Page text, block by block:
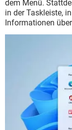
dem Menü.
in der Taskleiste,
Informationen